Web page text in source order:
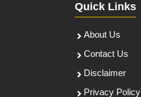
Quick Links
About Us
Contact Us
Disclaimer
Privacy Policy